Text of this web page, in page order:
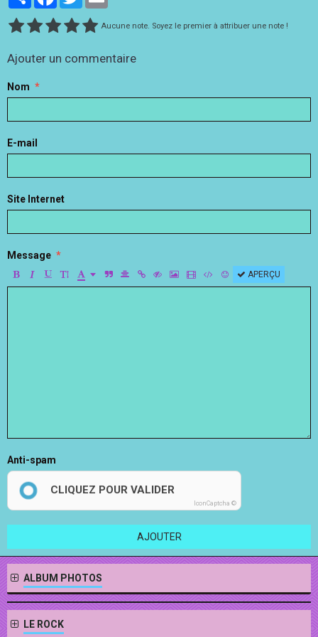
Aucune note. Soyez le premier à attribuer une note !
Ajouter un commentaire
Nom
E-mail
Site Internet
Message
APERÇU
Anti-spam
CLIQUEZ POUR VALIDER
IconCaptcha ©
AJOUTER
ALBUM PHOTOS
LE ROCK